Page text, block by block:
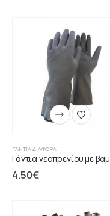
ΓΆΝΤΙΑ ΔΙΆΦΟΡΑ
4.50€